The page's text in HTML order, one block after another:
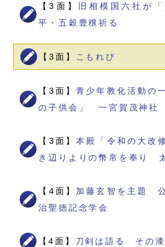
【3面】
旧相模国六社が
平・五穀豊穣祈る
【3面】 こもれび
【3面】青少年教化活動の
の子供会」 一宮賀茂神社
【3面】本殿「令和の大改
き辺りよりの幣帛を奉り
【4面】 加藤玄智を主題
治聖徳記念学会
【4面】 刀剣は語る その